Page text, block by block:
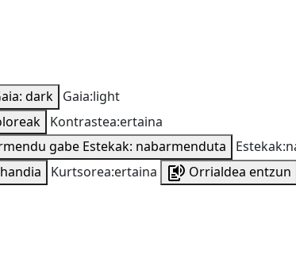
dark Gaia:light
Kontrastea:ertaina
gabe Estekak: nabarmenduta
Kurtsorea:ertaina
Orrialdea entzun